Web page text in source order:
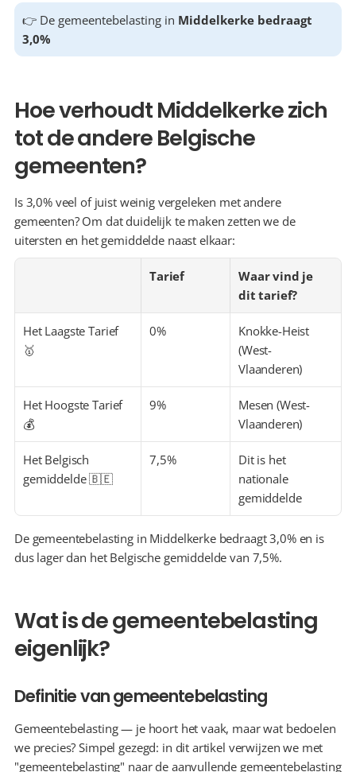
👉 De gemeentebelasting in Middelkerke bedraagt
3,0%
Hoe verhoudt Middelkerke zich
tot de andere Belgische
gemeenten?
Is 3,0% veel of juist weinig vergeleken met andere
gemeenten? Om dat duidelijk te maken zetten we de
uitersten en het gemiddelde naast elkaar:
Tarief
Waar vind je
dit tarief?
Het Laagste Tarief
🥇
0%
Knokke-Heist
(West-
Vlaanderen)
Het Hoogste Tarief
💰
9%
Mesen (West-
Vlaanderen)
Het Belgisch
gemiddelde 🇧🇪
7,5%
Dit is het
nationale
gemiddelde
De gemeentebelasting in Middelkerke bedraagt 3,0% en is
dus lager dan het Belgische gemiddelde van 7,5%.
Wat is de gemeentebelasting
eigenlijk?
Definitie van gemeentebelasting
Gemeentebelasting — je hoort het vaak, maar wat bedoelen
we precies? Simpel gezegd: in dit artikel verwijzen we met
"gemeentebelasting" naar de aanvullende gemeentebelasting